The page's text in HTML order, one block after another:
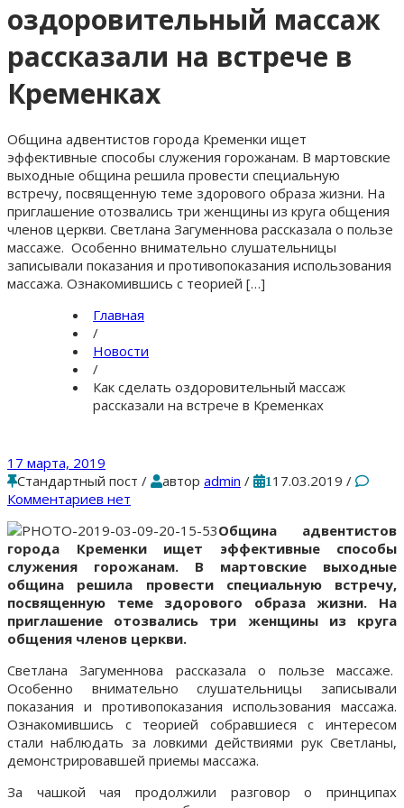
оздоровительный массаж
рассказали на встрече в
Кременках
Община адвентистов города Кременки ищет
эффективные способы служения горожанам. В мартовские
выходные община решила провести специальную
встречу, посвященную теме здорового образа жизни. На
приглашение отозвались три женщины из круга общения
членов церкви. Светлана Загуменнова рассказала о пользе
массаже. Особенно внимательно слушательницы
записывали показания и противопоказания использования
массажа. Ознакомившись с теорией […]
Главная
/
Новости
/
Как сделать оздоровительный массаж
рассказали на встрече в Кременках
17 марта, 2019
Стандартный пост / автор admin / 1 17.03.2019 /
Комментариев нет
Община адвентистов
города Кременки ищет эффективные способы
служения горожанам. В мартовские выходные
община решила провести специальную встречу,
посвященную теме здорового образа жизни. На
приглашение отозвались три женщины из круга
общения членов церкви.
Светлана Загуменнова рассказала о пользе массаже.
Особенно внимательно слушательницы записывали
показания и противопоказания использования массажа.
Ознакомившись с теорией собравшиеся с интересом
стали наблюдать за ловкими действиями рук Светланы,
демонстрировавшей приемы массажа.
За чашкой чая продолжили разговор о принципах